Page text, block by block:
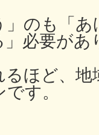
」のも「
必要があ
ほど、地
す。
日立